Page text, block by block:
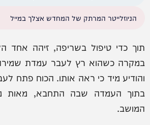
הניוזלייטר המרתק של המחדש אצלך במייל
תוך כדי טיפול בשריפה, זיהה אחד
במקרה כשהוא רץ לעבר עמדת
והודיע מיד כי ראה אותו. הכוח פתח
בתוך העמדה שבה התחבא, מאות
המושב.